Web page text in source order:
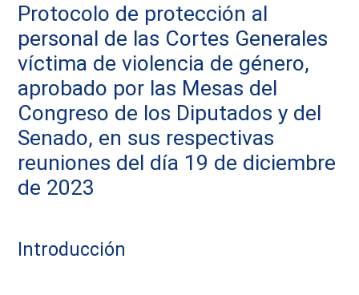
Protocolo de protección al
personal de las Cortes Generales
víctima de violencia de género,
aprobado por las Mesas del
Congreso de los Diputados y del
Senado, en sus respectivas
reuniones del día 19 de diciembre
de 2023
Introducción